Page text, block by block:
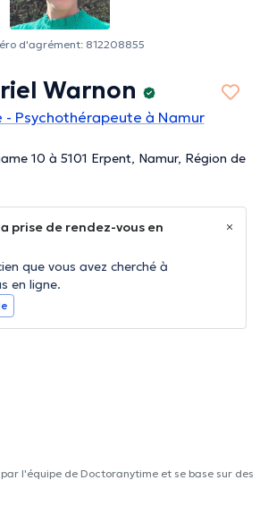
d'agrément: 812208855
Warnon
- Psychothérapeute à Namur
10 à 5101 Erpent, Namur, Région de
prise de rendez-vous en
que vous avez cherché à
en ligne.
l'équipe de Doctoranytime et se base sur des